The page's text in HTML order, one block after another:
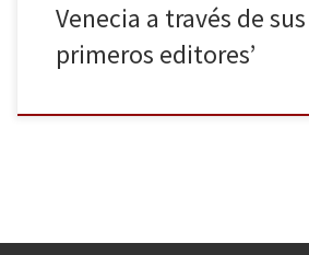
Venecia a través de
primeros editores’